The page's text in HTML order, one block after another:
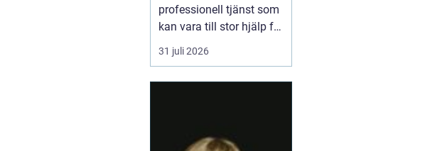
professionell tjänst som
kan vara till stor hjälp för
par och familjer som
står inför utmaningar
31 juli 2026